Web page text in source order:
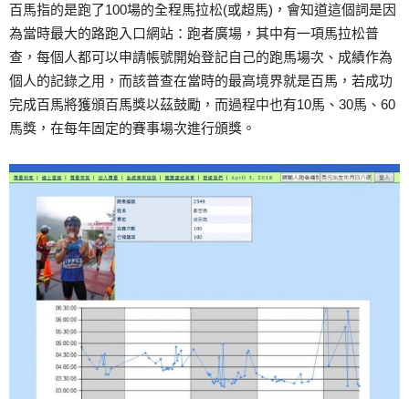
百馬指的是跑了100場的全程馬拉松(或超馬)，會知道這個詞是因
為當時最大的路跑入口網站：跑者廣場，其中有一項馬拉松普
查，每個人都可以申請帳號開始登記自己的跑馬場次、成績作為
個人的記錄之用，而該普查在當時的最高境界就是百馬，若成功
完成百馬將獲頒百馬獎以茲鼓勵，而過程中也有10馬、30馬、60
馬獎，在每年固定的賽事場次進行頒獎。